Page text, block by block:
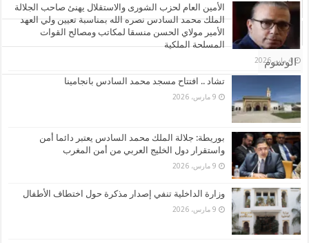
الأشهر
تعليقات
الوسوم
الأمين العام لحزب الشورى والاستقلال يهنئ صاحب الجلالة
الملك محمد السادس نصره الله بمناسبة تعيين ولي العهد
الأمير مولاي الحسن منسقا لمكاتب ومصالح القوات
المسلحة الملكية
4 مايو، 2026
تشاد .. افتتاح مسجد محمد السادس بانجامينا
9 مارس، 2026
بوريطة: جلالة الملك محمد السادس يعتبر دائما أمن
واستقرار دول الخليج العربي من أمن المغرب
9 مارس، 2026
وزارة الداخلية تنفي إصدار مذكرة حول اختطاف الأطفال
9 مارس، 2026